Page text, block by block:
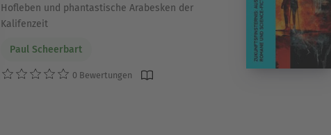
Hofleben und phantastische Arabesken der
Kalifenzeit
Paul Scheerbart
0 Bewertungen